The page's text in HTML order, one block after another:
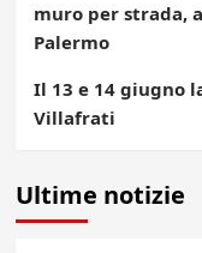
muro per strada,
Palermo
Il 13 e 14 giugno
Villafrati
Ultime notizie